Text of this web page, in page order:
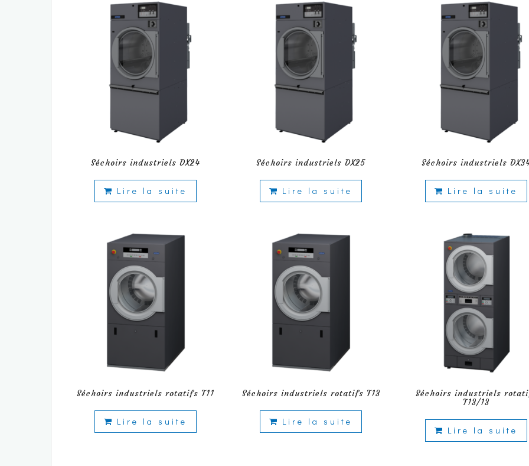
Séchoirs industriels DX24
Lire la suite
Séchoirs industriels DX25
Lire la suite
Séchoirs industriels
Lire la suite
Séchoirs industriels rotatifs T11
Lire la suite
Séchoirs industriels rotatifs T13
Lire la suite
Séchoirs industriels
T13/13
Lire la suite